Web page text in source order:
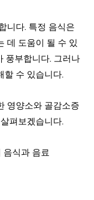
니다. 특정 음식은
데 도움이 될 수 있
풍부합니다. 그러나
할 수 있습니다.
영양소와 골감소증
펴보겠습니다.